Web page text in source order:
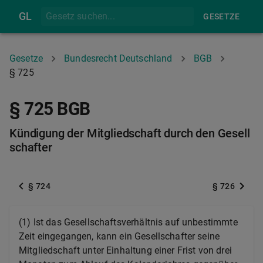
GL GESETZE
Gesetze Bundesrecht Deutschland
BGB
§ 725
§ 725 BGB
Kündigung der Mitgliedschaft durch den Gesell
schafter
§ 724 § 726
(1) Ist das Gesellschaftsverhältnis auf unbestimmte
Zeit eingegangen, kann ein Gesellschafter seine
Mitgliedschaft unter Einhaltung einer Frist von drei